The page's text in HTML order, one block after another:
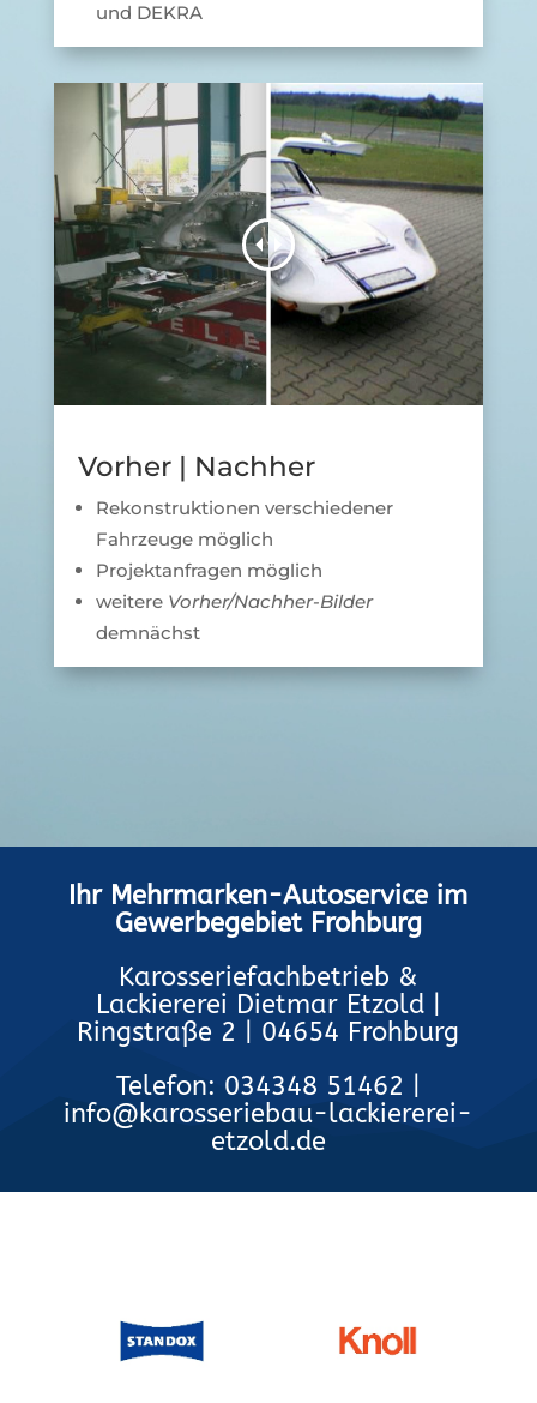
und DEKRA
Vorher | Nachher
Rekonstruktionen verschiedener
Fahrzeuge möglich
Projektanfragen möglich
weitere Vorher/Nachher-Bilder
demnächst
Ihr Mehrmarken-Autoservice im
Gewerbegebiet Frohburg
Karosseriefachbetrieb &
Lackiererei Dietmar Etzold |
Ringstraße 2 | 04654 Frohburg
Telefon: 034348 51462 |
info@karosseriebau-lackiererei-
etzold.de